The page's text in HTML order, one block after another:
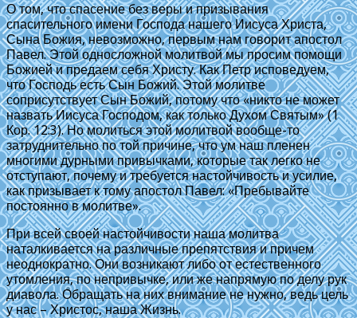
О том, что спасение без веры и призывания
спасительного имени Господа нашего Иисуса Христа,
Сына Божия, невозможно, первым нам говорит апостол
Павел. Этой односложной молитвой мы просим помощи
Божией и предаем себя Христу. Как Петр исповедуем,
что Господь есть Сын Божий. Этой молитве
соприсутствует Сын Божий, потому что «никто не может
назвать Иисуса Господом, как только Духом Святым» (1
Кор. 12:3). Но молиться этой молитвой вообще-то
затруднительно по той причине, что ум наш пленен
многими дурными привычками, которые так легко не
отступают, почему и требуется настойчивость и усилие,
как призывает к тому апостол Павел: «Пребывайте
постоянно в молитве».
При всей своей настойчивости наша молитва
наталкивается на различные препятствия и причем
неоднократно. Они возникают либо от естественного
утомления, по непривычке, или же напрямую по делу рук
диавола. Обращать на них внимание не нужно, ведь цель
у нас – Христос, наша Жизнь.